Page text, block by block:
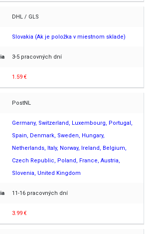
DHL / GLS
Slovakia (Ak je položka v miestnom sklade)
3-5 pracovných dní
1.59 €
PostNL
Germany, Switzerland, Luxembourg, Portugal,
Spain, Denmark, Sweden, Hungary,
Netherlands, Italy, Norway, Ireland, Belgium,
Czech Republic, Poland, France, Austria,
Slovenia, United Kingdom
11-16 pracovných dní
3.99 €